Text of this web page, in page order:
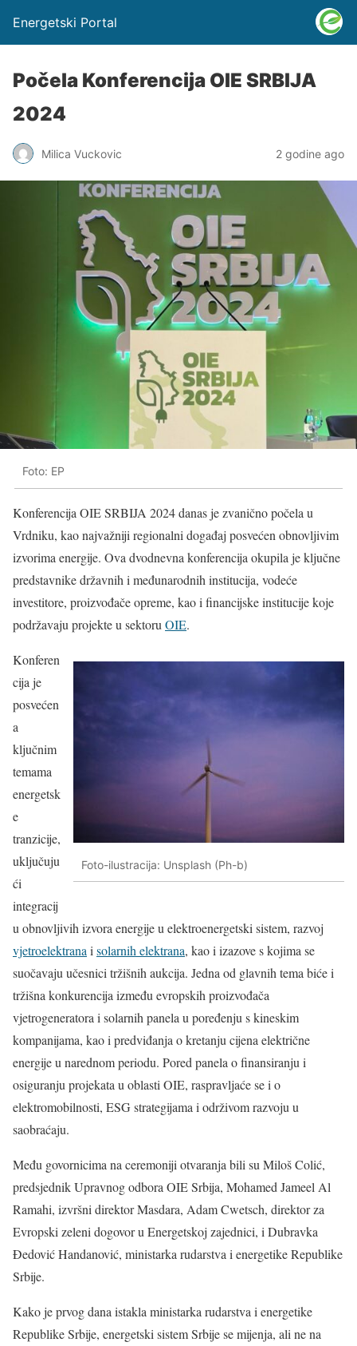
Energetski Portal
Počela Konferencija OIE SRBIJA
2024
Milica Vuckovic 2 godine ago
Foto: EP
Konferencija OIE SRBIJA 2024 danas je zvanično počela u
Vrdniku, kao najvažniji regionalni događaj posvećen obnovljivim
izvorima energije. Ova dvodnevna konferencija okupila je ključne
predstavnike državnih i međunarodnih institucija, vodeće
investitore, proizvođače opreme, kao i financijske institucije koje
podržavaju projekte u sektoru OIE.
Foto-ilustracija: Unsplash (Ph-b)
Konferen
cija je
posvećen
a
ključnim
temama
energetsk
e
tranzicije,
uključuju
ći
integracij
u obnovljivih izvora energije u elektroenergetski sistem, razvoj
vjetroelektrana i solarnih elektrana, kao i izazove s kojima se
suočavaju učesnici tržišnih aukcija. Jedna od glavnih tema biće i
tržišna konkurencija između evropskih proizvođača
vjetrogeneratora i solarnih panela u poređenju s kineskim
kompanijama, kao i predviđanja o kretanju cijena električne
energije u narednom periodu. Pored panela o finansiranju i
osiguranju projekata u oblasti OIE, raspravljaće se i o
elektromobilnosti, ESG strategijama i održivom razvoju u
saobraćaju.
Među govornicima na ceremoniji otvaranja bili su Miloš Colić,
predsjednik Upravnog odbora OIE Srbija, Mohamed Jameel Al
Ramahi, izvršni direktor Masdara, Adam Cwetsch, direktor za
Evropski zeleni dogovor u Energetskoj zajednici, i Dubravka
Đedović Handanović, ministarka rudarstva i energetike Republike
Srbije.
Kako je prvog dana istakla ministarka rudarstva i energetike
Republike Srbije, energetski sistem Srbije se mijenja, ali ne na